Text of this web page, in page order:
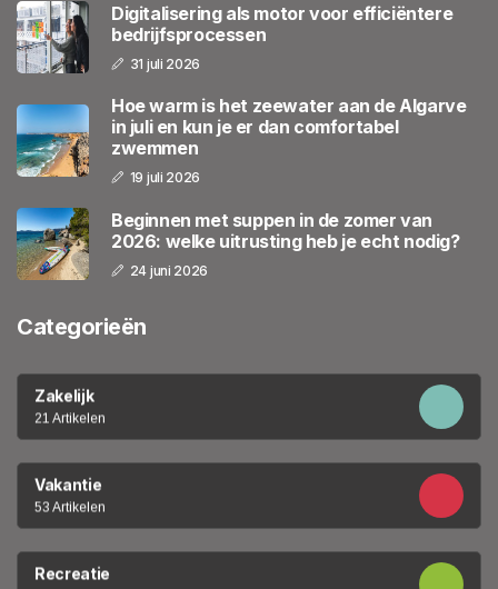
Digitalisering als motor voor efficiëntere
bedrijfsprocessen
31 juli 2026
Hoe warm is het zeewater aan de Algarve
in juli en kun je er dan comfortabel
zwemmen
19 juli 2026
Beginnen met suppen in de zomer van
2026: welke uitrusting heb je echt nodig?
24 juni 2026
Categorieën
Zakelijk
21 Artikelen
Vakantie
53 Artikelen
Recreatie